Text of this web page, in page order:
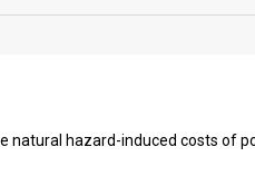
natural hazard-induced costs of